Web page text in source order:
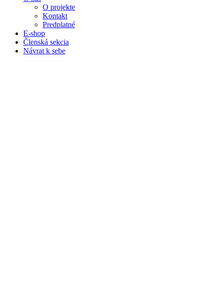
O projekte
Kontakt
Predplatné
E-shop
Členská sekcia
Návrat k sebe